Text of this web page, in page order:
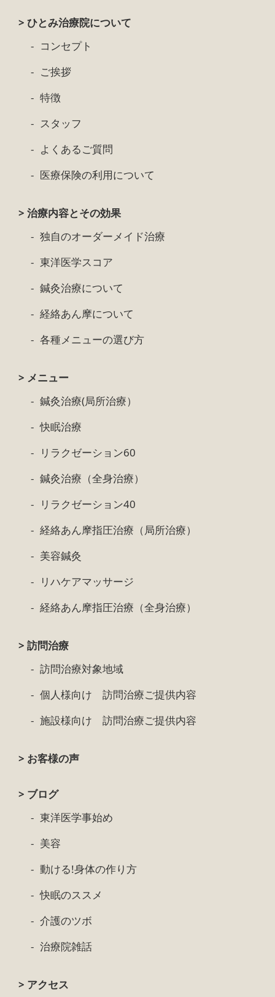
> ひとみ治療院について
コンセプト
ご挨拶
特徴
スタッフ
よくあるご質問
医療保険の利用について
> 治療内容とその効果
独自のオーダーメイド治療
東洋医学スコア
鍼灸治療について
経絡あん摩について
各種メニューの選び方
> メニュー
鍼灸治療(局所治療）
快眠治療
リラクゼーション60
鍼灸治療（全身治療）
リラクゼーション40
経絡あん摩指圧治療（局所治療）
美容鍼灸
リハケアマッサージ
経絡あん摩指圧治療（全身治療）
> 訪問治療
訪問治療対象地域
個人様向け 訪問治療ご提供内容
施設様向け 訪問治療ご提供内容
> お客様の声
> ブログ
東洋医学事始め
美容
動ける!身体の作り方
快眠のススメ
介護のツボ
治療院雑話
> アクセス